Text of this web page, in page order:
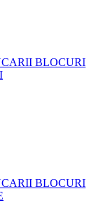
BLOCURI
BLOCURI